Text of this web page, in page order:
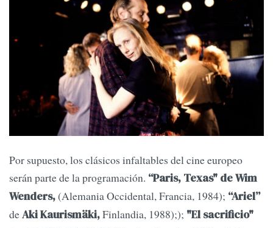
Por supuesto, los clásicos infaltables del cine europeo
serán parte de la programación. “Paris, Texas" de Wim
Wenders,(Alemania Occidental, Francia, 1984); “Ariel”
deAki Kaurismäki,Finlandia, 1988);); "El sacrificio"